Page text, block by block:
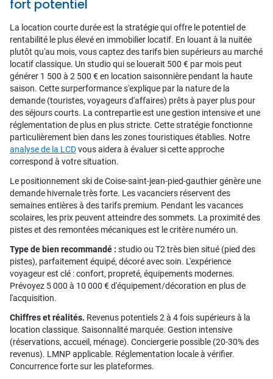
fort potentiel
La location courte durée est la stratégie qui offre le potentiel de
rentabilité le plus élevé en immobilier locatif. En louant à la nuitée
plutôt qu'au mois, vous captez des tarifs bien supérieurs au marché
locatif classique. Un studio qui se louerait 500 € par mois peut
générer 1 500 à 2 500 € en location saisonnière pendant la haute
saison. Cette surperformance s'explique par la nature de la
demande (touristes, voyageurs d'affaires) prêts à payer plus pour
des séjours courts. La contrepartie est une gestion intensive et une
réglementation de plus en plus stricte. Cette stratégie fonctionne
particulièrement bien dans les zones touristiques établies. Notre
analyse de la LCDvous aidera à évaluer si cette approche
correspond à votre situation.
Le positionnement ski de Coise-saint-jean-pied-gauthier génère une
demande hivernale très forte. Les vacanciers réservent des
semaines entières à des tarifs premium. Pendant les vacances
scolaires, les prix peuvent atteindre des sommets. La proximité des
pistes et des remontées mécaniques est le critère numéro un.
Type de bien recommandé : studio ou T2 très bien situé (pied des
pistes), parfaitement équipé, décoré avec soin. L'expérience
voyageur est clé : confort, propreté, équipements modernes.
Prévoyez 5 000 à 10 000 € d'équipement/décoration en plus de
l'acquisition.
Chiffres et réalités. Revenus potentiels 2 à 4 fois supérieurs à la
location classique. Saisonnalité marquée. Gestion intensive
(réservations, accueil, ménage). Conciergerie possible (20-30% des
revenus). LMNP applicable. Réglementation locale à vérifier.
Concurrence forte sur les plateformes.